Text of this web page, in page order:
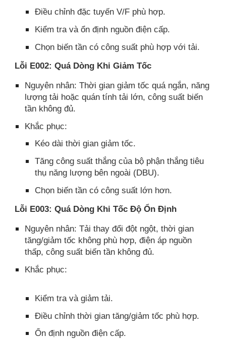
Điều chỉnh đặc tuyến V/F phù hợp.​
Kiểm tra và ổn định nguồn điện cấp.​
Chọn biến tần có công suất phù hợp với tải.​
Lỗi E002: Quá Dòng Khi Giảm Tốc
Nguyên nhân: Thời gian giảm tốc quá ngắn, năng
lượng tải hoặc quán tính tải lớn, công suất biến
tần không đủ.​
Khắc phục:
Kéo dài thời gian giảm tốc.
Tăng công suất thắng của bộ phận thắng tiêu
thụ năng lượng bên ngoài (DBU).​
Chọn biến tần có công suất lớn hơn.​
Lỗi E003: Quá Dòng Khi Tốc Độ Ổn Định
Nguyên nhân: Tải thay đổi đột ngột, thời gian
tăng/giảm tốc không phù hợp, điện áp nguồn
thấp, công suất biến tần không đủ.​
Khắc phục:
Kiểm tra và giảm tải.​
Điều chỉnh thời gian tăng/giảm tốc phù hợp.​
Ổn định nguồn điện cấp.